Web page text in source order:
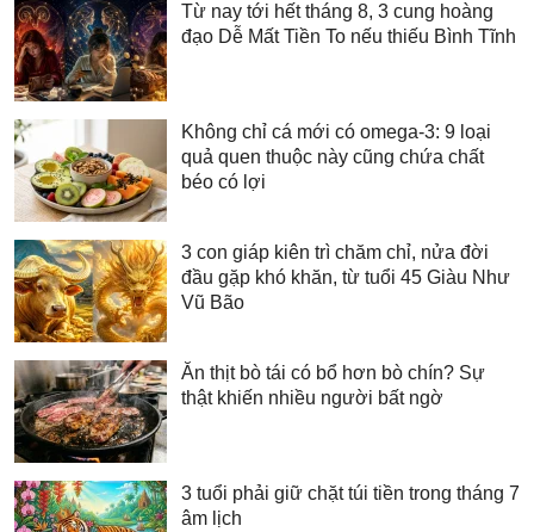
Từ nay tới hết tháng 8, 3 cung hoàng
đạo Dễ Mất Tiền To nếu thiếu Bình Tĩnh
Không chỉ cá mới có omega-3: 9 loại
quả quen thuộc này cũng chứa chất
béo có lợi
3 con giáp kiên trì chăm chỉ, nửa đời
đầu gặp khó khăn, từ tuổi 45 Giàu Như
Vũ Bão
Ăn thịt bò tái có bổ hơn bò chín? Sự
thật khiến nhiều người bất ngờ
3 tuổi phải giữ chặt túi tiền trong tháng 7
âm lịch